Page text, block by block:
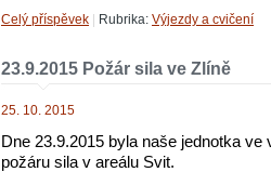
Celý příspěvek | Rubrika: Výjezdy a cvičení
23.9.2015 Požár sila ve Zlíně
25. 10. 2015
Dne 23.9.2015 byla naše jednotka
požáru sila v areálu Svit.